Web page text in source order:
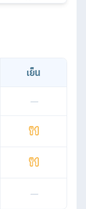
เย็น
—
—